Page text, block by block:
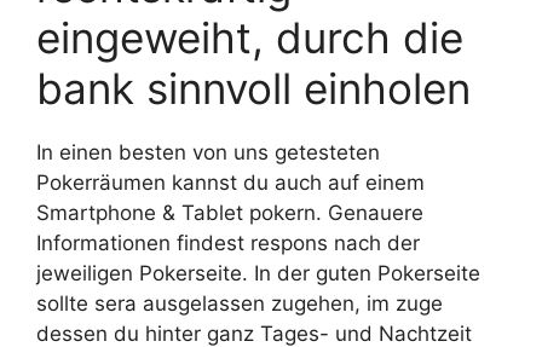
eingeweiht, durch die
bank sinnvoll einholen
In einen besten von uns getesteten
Pokerräumen kannst du auch auf einem
Smartphone & Tablet pokern. Genauere
Informationen findest respons nach der
jeweiligen Pokerseite. In der guten Pokerseite
sollte sera ausgelassen zugehen, im zuge
dessen du hinter ganz Tages- und Nachtzeit